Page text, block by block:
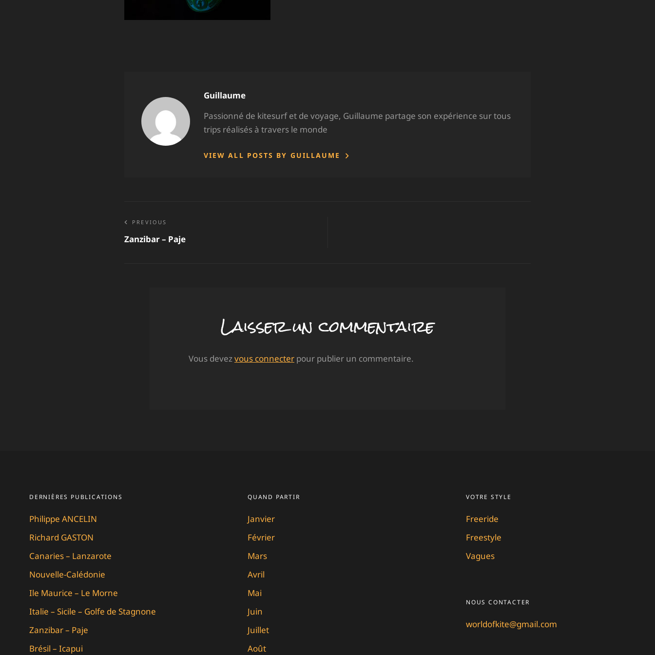
Author:
Guillaume
Passionné de kitesurf et de voyage, Guillaume partage son expérience sur tous
trips réalisés à travers le monde
VIEW ALL POSTS BY GUILLAUME
Navigation
de
PREVIOUS
Zanzibar – Paje
Laisser un commentaire
Vous devezvous connecterpour publier un commentaire.
DERNIÈRES PUBLICATIONS
Philippe ANCELIN
Richard GASTON
Canaries – Lanzarote
Nouvelle-Calédonie
Ile Maurice – Le Morne
Italie – Sicile – Golfe de Stagnone
Zanzibar – Paje
Brésil – Icapui
QUAND PARTIR
Janvier
Février
Mars
Avril
Mai
Juin
Juillet
Août
VOTRE STYLE
Freeride
Freestyle
Vagues
NOUS CONTACTER
worldofkite@gmail.com